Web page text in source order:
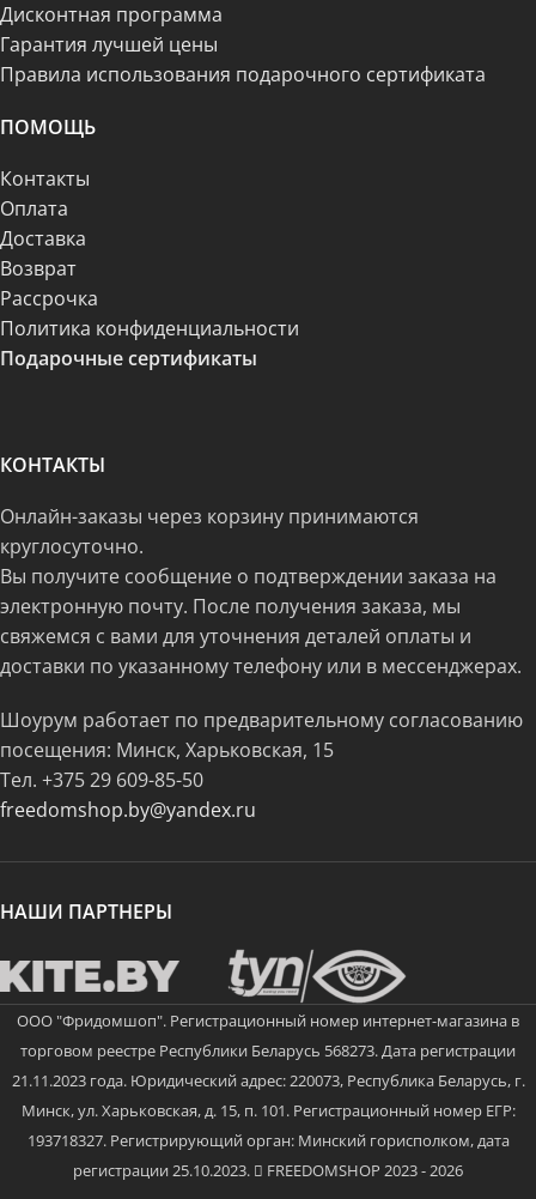
Дисконтная программа
Гарантия лучшей цены
Правила использования подарочного сертификата
ПОМОЩЬ
Контакты
Оплата
Доставка
Возврат
Рассрочка
Политика конфиденциальности
Подарочные сертификаты
КОНТАКТЫ
Онлайн-заказы через корзину принимаются
круглосуточно.
Вы получите сообщение о подтверждении заказа на
электронную почту. После получения заказа, мы
свяжемся с вами для уточнения деталей оплаты и
доставки по указанному телефону или в мессенджерах.
Шоурум работает по предварительному согласованию
посещения: Минск, Харьковская, 15
Тел. +375 29 609-85-50
freedomshop.by@yandex.ru
НАШИ ПАРТНЕРЫ
ООО "Фридомшоп". Регистрационный номер интернет-магазина в
торговом реестре Республики Беларусь 568273. Дата регистрации
21.11.2023 года. Юридический адрес: 220073, Республика Беларусь, г.
Минск, ул. Харьковская, д. 15, п. 101. Регистрационный номер ЕГР:
193718327. Регистрирующий орган: Минский горисполком, дата
регистрации 25.10.2023.
FREEDOMSHOP 2023 - 2026